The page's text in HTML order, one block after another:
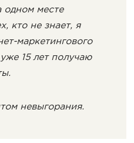
одном месте
кто не знает, я
маркетингового
15 лет получаю
невыгорания.